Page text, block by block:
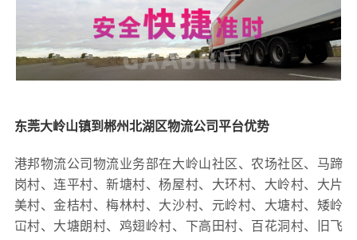
东莞大岭山镇到郴州北湖区物流公司平台优势
港邦物流公司物流业务部在大岭山社区、农场社区、马蹄
岗村、连平村、新塘村、杨屋村、大环村、大岭村、大片
美村、金桔村、梅林村、大沙村、元岭村、大塘村、矮岭
冚村、大塘朗村、鸡翅岭村、下高田村、百花洞村、旧飞